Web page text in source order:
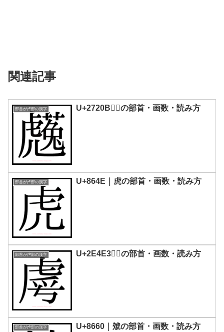
関連記事
部首が虍部の漢字 U+2720B｜𧈋の部首・画数・読み方
部首が虍部の漢字 U+864E｜虎の部首・画数・読み方
部首が虍部の漢字 U+2E4E3｜𮓣の部首・画数・読み方
部首が虍部の漢字 U+8660｜虠の部首・画数・読み方